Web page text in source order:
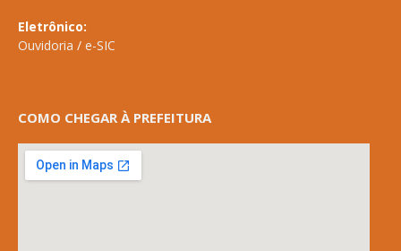
Eletrônico:
Ouvidoria / e-SIC
COMO CHEGAR À PREFEITURA